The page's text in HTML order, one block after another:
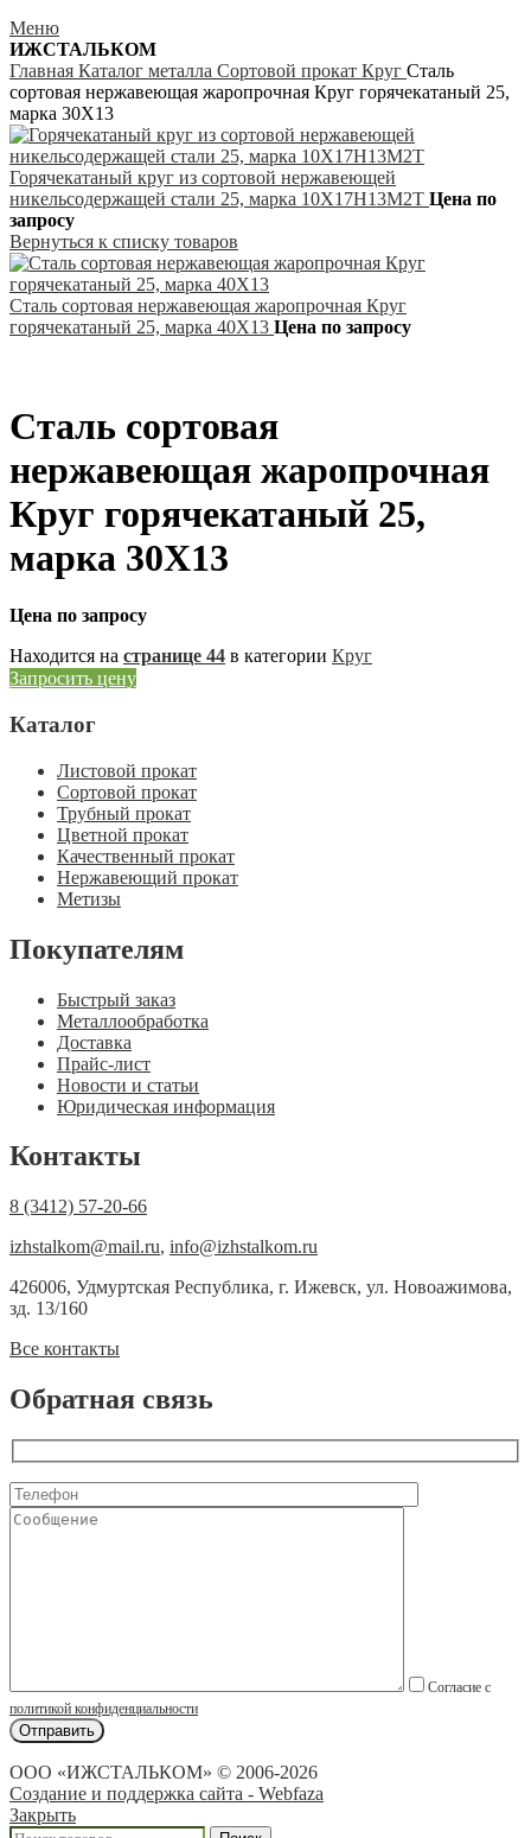
Меню
ИЖСТАЛЬКОМ
Главная Каталог металла Сортовой прокат Круг Сталь
сортовая нержавеющая жаропрочная Круг горячекатаный 25,
марка 30Х13
Горячекатаный круг из сортовой нержавеющей
никельсодержащей стали 25, марка 10Х17Н13М2Т Цена по
запросу
Вернуться к списку товаров
Сталь сортовая нержавеющая жаропрочная Круг
горячекатаный 25, марка 40Х13 Цена по запросу
Сталь сортовая
нержавеющая жаропрочная
Круг горячекатаный 25,
марка 30Х13
Цена по запросу
Находится на странице 44 в категории Круг
Запросить цену
Каталог
Листовой прокат
Сортовой прокат
Трубный прокат
Цветной прокат
Качественный прокат
Нержавеющий прокат
Метизы
Покупателям
Быстрый заказ
Металлообработка
Доставка
Прайс-лист
Новости и статьи
Юридическая информация
Контакты
8 (3412) 57-20-66
izhstalkom@mail.ru, info@izhstalkom.ru
426006, Удмуртская Республика, г. Ижевск, ул. Новоажимова,
зд. 13/160
Все контакты
Обратная связь
Согласие с
политикой конфиденциальности
ООО «ИЖСТАЛЬКОМ» © 2006-2026
Создание и поддержка сайта - Webfaza
Закрыть